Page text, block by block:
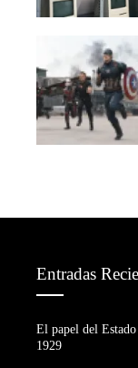
Entradas
El papel del
1929